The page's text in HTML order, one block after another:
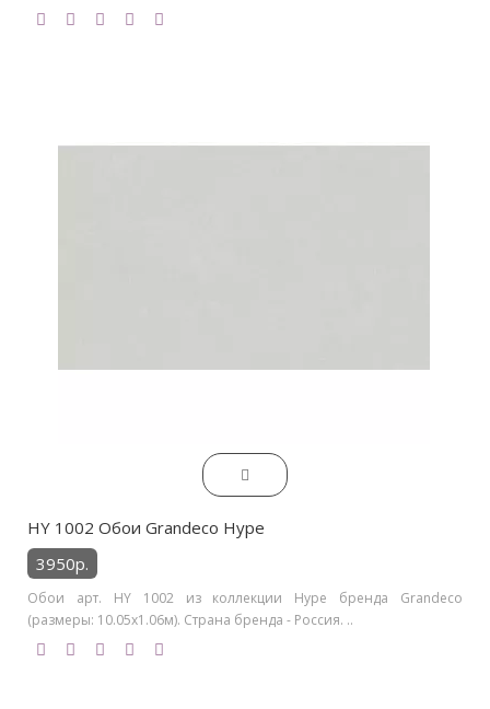
HY 1002 Обои Grandeco Hype
3950р.
Обои арт. HY 1002 из коллекции Hype бренда Grandeco
(размеры: 10.05х1.06м). Страна бренда - Россия. ..